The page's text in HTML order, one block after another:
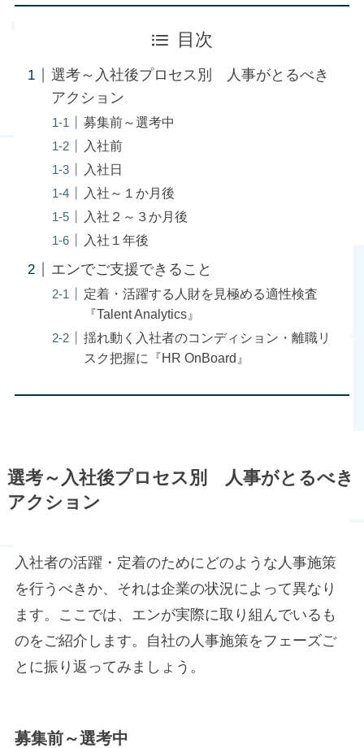
目次
選考～入社後プロセス別 人事がとるべき
アクション
募集前～選考中
入社前
入社日
入社～１か月後
入社２～３か月後
入社１年後
エンでご支援できること
定着・活躍する人財を見極める適性検査
『Talent Analytics』
揺れ動く入社者のコンディション・離職リ
スク把握に『HR OnBoard』
選考～入社後プロセス別 人事がとるべき
アクション
入社者の活躍・定着のためにどのような人事施策
を行うべきか、それは企業の状況によって異なり
ます。ここでは、エンが実際に取り組んでいるも
のをご紹介します。自社の人事施策をフェーズご
とに振り返ってみましょう。
募集前～選考中